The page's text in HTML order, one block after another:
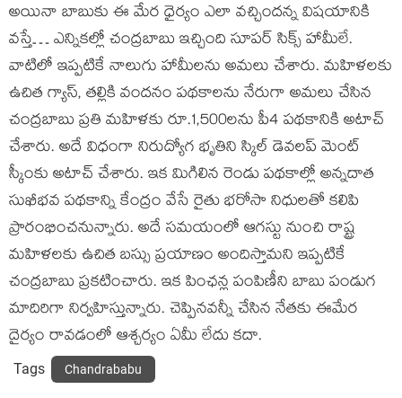
అయినా బాబుకు ఈ మేర ధైర్యం ఎలా వచ్చిందన్న విషయానికి
వస్తే… ఎన్నికల్లో చంద్రబాబు ఇచ్చింది సూపర్ సిక్స్ హామీలే.
వాటిలో ఇప్పటికే నాలుగు హామీలను అమలు చేశారు. మహిళలకు
ఉచిత గ్యాస్, తల్లికి వందనం పథకాలను నేరుగా అమలు చేసిన
చంద్రబాబు ప్రతి మహిళకు రూ.1,500లను పీ4 పథకానికి అటాచ్
చేశారు. అదే విధంగా నిరుద్యోగ భృతిని స్కిల్ డెవలప్ మెంట్
స్కీంకు అటాచ్ చేశారు. ఇక మిగిలిన రెండు పథకాల్లో అన్నదాత
సుఖీభవ పథకాన్ని కేంద్రం వేసే రైతు భరోసా నిధులతో కలిపి
ప్రారంభించనున్నారు. అదే సమయంలో ఆగస్టు నుంచి రాష్ట్ర
మహిళలకు ఉచిత బస్సు ప్రయాణం అందిస్తామని ఇప్పటికే
చంద్రబాబు ప్రకటించారు. ఇక పింఛన్ల పంపిణీని బాబు పండుగ
మాదిరిగా నిర్వహిస్తున్నారు. చెప్పినవన్నీ చేసిన నేతకు ఈమేర
దైర్యం రావడంలో ఆశ్చర్యం ఏమీ లేదు కదా.
Tags Chandrababu